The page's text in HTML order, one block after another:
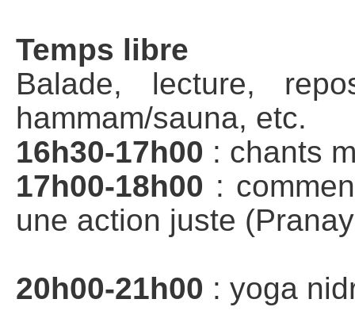
Temps libre
Balade, lecture,
hammam/sauna, etc.
16h30-17h00 : chants
17h00-18h00 :
une action juste
20h00-21h00 : yoga